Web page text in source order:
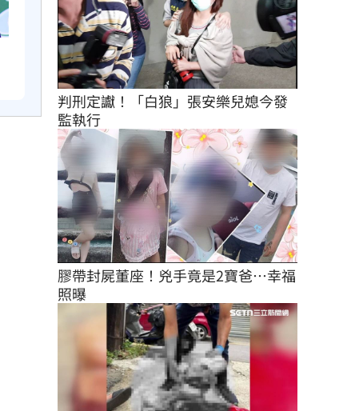
判刑定讞！「白狼」張安樂兒媳今發
監執行
膠帶封屍董座！兇手竟是2寶爸…幸福
照曝